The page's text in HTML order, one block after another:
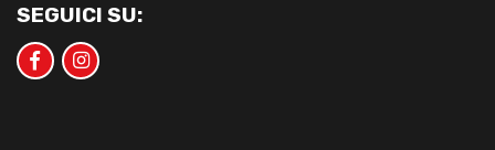
SEGUICI SU: